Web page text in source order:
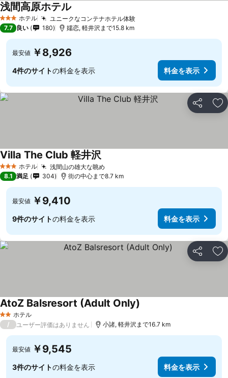
3 ホテルのランク
ホテル ユニークなコンテナホテル体験料金を表示
浅間高原ホテル
7.7 良い 180 嬬恋, 軽井沢まで15.8 km
最安値 ￥8,926
4件のサイトの料金を表示 料金を表示
シェア お
3 ホテルのランク
ホテル 浅間山の雄大な眺め
Villa The Club 軽井沢料金を表示
8.1 満足 304 街の中心まで8.7 km
最安値 ￥9,410
9件のサイトの料金を表示 料金を表示
シェア お
2 ホテルのランク
ホテル
AtoZ Balsresort (Adult Only)
/ ユーザー評価はありません 小諸, 軽井沢まで16.7 km
最安値 ￥9,545
3件のサイトの料金を表示 料金を表示